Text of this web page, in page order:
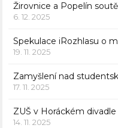
Žirovnice a Popelín
6. 12. 2025
Spekulace iRozhlasu o
19. 11. 2025
Zamyšlení nad
17. 11. 2025
ZUŠ v Horáckém divadle
14. 11. 2025